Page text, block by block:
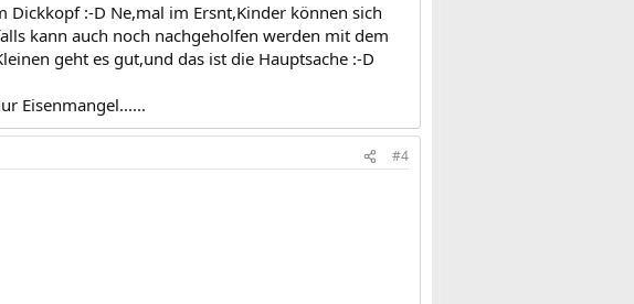
:-D Ne,mal im Ersnt,Kinder können sich
kann auch noch nachgeholfen werden mit dem
geht es gut,und das ist die Hauptsache :-D
Eisenmangel......
#4